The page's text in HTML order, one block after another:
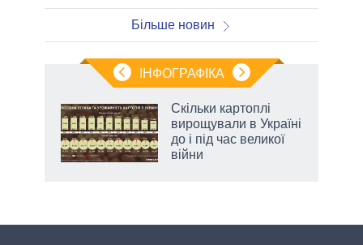
Більше новин
ІНФОГРАФІКА
Скільки картоплі
вирощували в Україні
до і під час великої
війни